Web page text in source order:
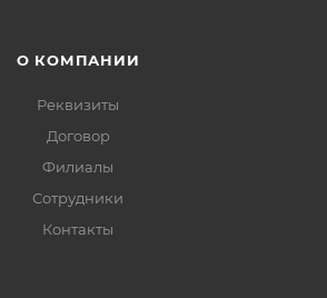
О КОМПАНИИ
Реквизиты
Договор
Филиалы
Сотрудники
Контакты